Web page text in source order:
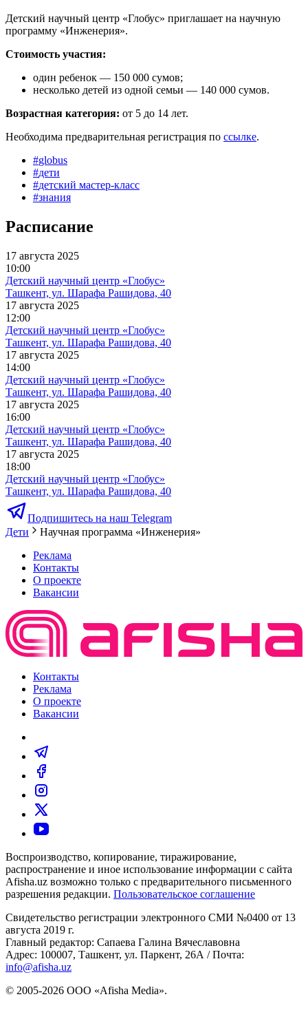
Детский научный центр «Глобус» приглашает на научную
программу «Инженерия».
Стоимость участия:
один ребенок — 150 000 сумов;
несколько детей из одной семьи — 140 000 сумов.
Возрастная категория: от 5 до 14 лет.
Необходима предварительная регистрация по ссылке.
#globus
#дети
#детский мастер-класс
#знания
Расписание
17 августа 2025
10:00
Детский научный центр «Глобус»
Ташкент, ул. Шарафа Рашидова, 40
17 августа 2025
12:00
Детский научный центр «Глобус»
Ташкент, ул. Шарафа Рашидова, 40
17 августа 2025
14:00
Детский научный центр «Глобус»
Ташкент, ул. Шарафа Рашидова, 40
17 августа 2025
16:00
Детский научный центр «Глобус»
Ташкент, ул. Шарафа Рашидова, 40
17 августа 2025
18:00
Детский научный центр «Глобус»
Ташкент, ул. Шарафа Рашидова, 40
Подпишитесь на наш Telegram
Дети
Научная программа «Инженерия»
Реклама
Контакты
О проекте
Вакансии
Контакты
Реклама
О проекте
Вакансии
Воспроизводство, копирование, тиражирование,
распространение и иное использование информации с сайта
Afisha.uz возможно только с предварительного письменного
разрешения редакции. Пользовательское соглашение
Свидетельство регистрации электронного СМИ №0400 от 13
августа 2019 г.
Главный редактор: Сапаева Галина Вячеславовна
Адрес: 100007, Ташкент, ул. Паркент, 26А / Почта:
info@afisha.uz
© 2005-2026 ООО «Afisha Media».